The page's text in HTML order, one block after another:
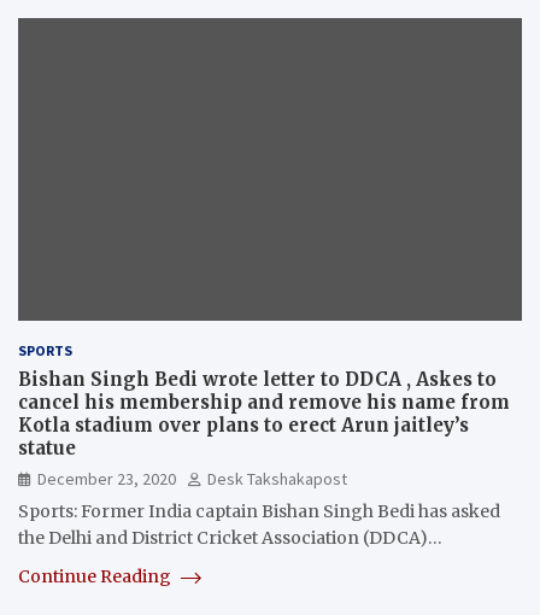
SPORTS
Bishan Singh Bedi wrote letter to DDCA , Askes to
cancel his membership and remove his name from
Kotla stadium over plans to erect Arun jaitley’s
statue
December 23, 2020
Desk Takshakapost
Sports: Former India captain Bishan Singh Bedi has asked
the Delhi and District Cricket Association (DDCA)…
Continue Reading